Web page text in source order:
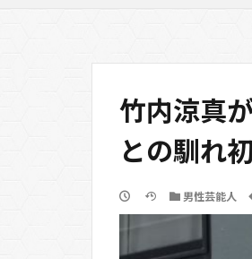
竹内涼真
との馴れ
男性芸能人